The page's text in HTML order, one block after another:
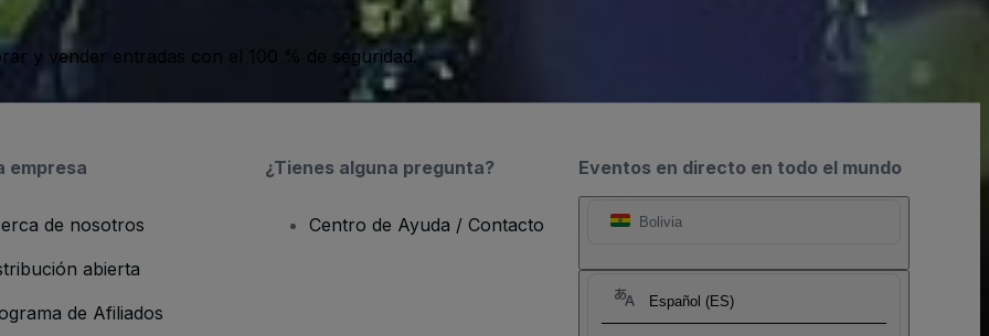
y vender entradas con el 100 % de seguridad.
Eventos en directo en todo el mundo
Bolivia
Español (ES)
empresa
de nosotros
abierta
de Afiliados
¿Tienes alguna pregunta?
Centro de Ayuda / Contacto